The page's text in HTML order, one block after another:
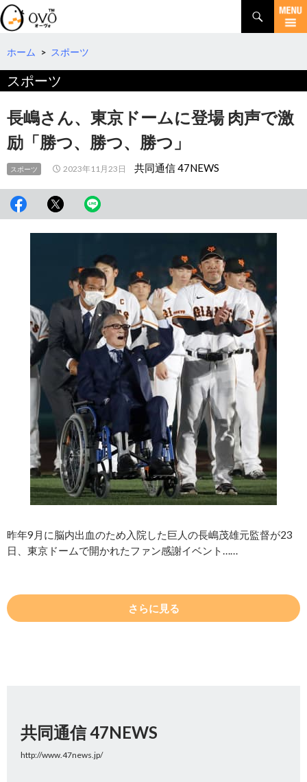
検
索
コ
テ
へ
ホーム > スポーツ
スポーツ
長嶋さん、東京ドームに登場 肉声で激
励「勝つ、勝つ、勝つ」
スポーツ 2023年11月23日 共同通信 47NEWS
昨年9月に脳内出血のため入院した巨人の長嶋茂雄元監督が23
日、東京ドームで開かれたファン感謝イベント……
さらに見る
共同通信 47NEWS
http://www.47news.jp/